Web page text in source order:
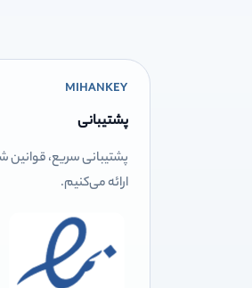
MIHANKEY
پشتیبانی
پشتیبانی سریع، قوانین
ارائه می‌کنیم.